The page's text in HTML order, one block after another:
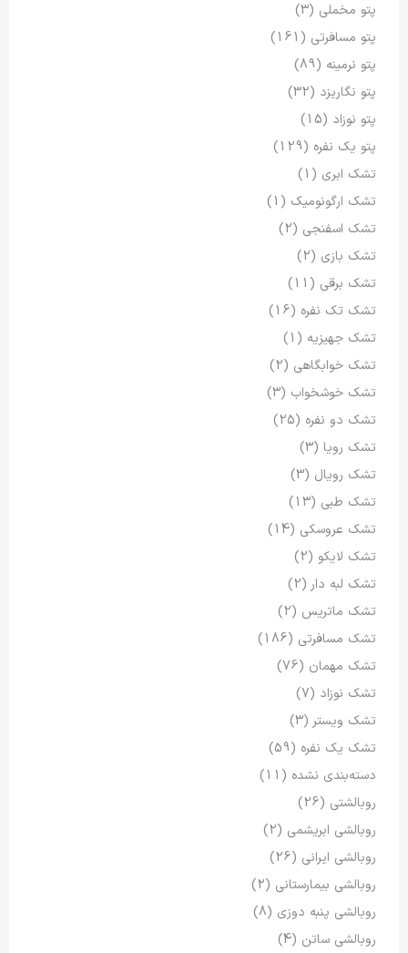
پتو مخملی (3)
پتو مسافرتی (161)
پتو نرمینه (89)
پتو نگاریزد (32)
پتو نوزاد (15)
پتو یک نفره (129)
تشک ابری (1)
تشک ارگونومیک (1)
تشک اسفنجی (2)
تشک بازی (2)
تشک برقی (11)
تشک تک نفره (16)
تشک جهیزیه (1)
تشک خوابگاهی (2)
تشک خوشخواب (3)
تشک دو نفره (25)
تشک رویا (3)
تشک رویال (3)
تشک طبی (13)
تشک عروسکی (14)
تشک لایکو (2)
تشک لبه دار(2)
تشک ماتریس (2)
تشک مسافرتی (186)
تشک مهمان (76)
تشک نوزاد (7)
تشک ویستر(3)
تشک یک نفره (59)
دسته‌بندی نشده (11)
روبالشتی (26)
روبالشی ابریشمی (2)
روبالشی ایرانی (26)
روبالشی بیمارستانی (2)
روبالشی پنبه دوزی (8)
روبالشی ساتن (4)